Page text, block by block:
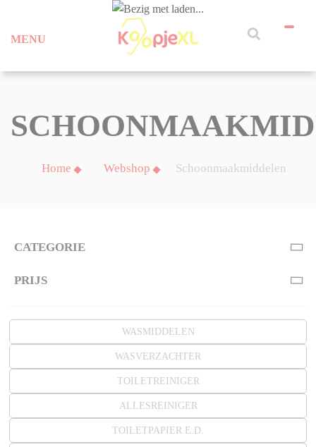
MENU
Home Webshop Schoonmaakmiddelen
WASMIDDELEN
WASVERZACHTER
TOILETREINIGER
ALLESREINIGER
TOILETPAPIER E.D.
CATEGORIE
PRIJS